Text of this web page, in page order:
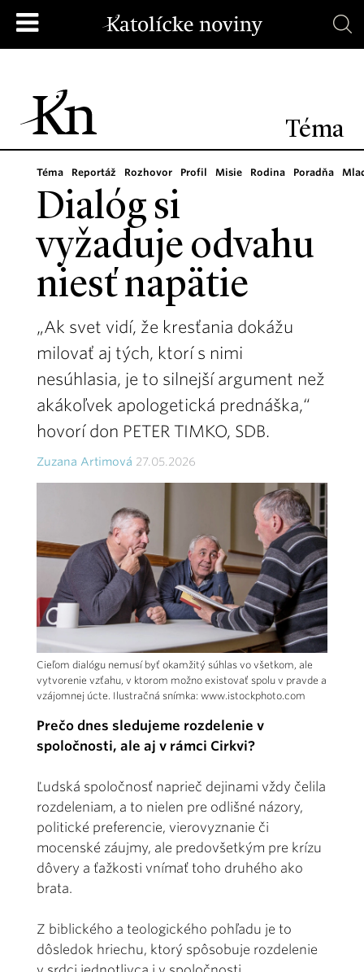
Téma
Téma Reportáž Rozhovor Profil Misie Rodina Poradňa
Dialóg si
vyžaduje odvahu
niesť napätie
„Ak svet vidí, že kresťania dokážu
milovať aj tých, ktorí s nimi
nesúhlasia, je to silnejší argument než
akákoľvek apologetická prednáška,“
hovorí don PETER TIMKO, SDB.
Zuzana Artimová 27.05.2026
Cieľom dialógu nemusí byť okamžitý súhlas vo všetkom, ale
vytvorenie vzťahu, v ktorom možno existovať spolu v pravde a
vzájomnej úcte. Ilustračná snímka: www.istockphoto.com
Prečo dnes sledujeme rozdelenie v
spoločnosti, ale aj v rámci Cirkvi?
Ľudská spoločnosť naprieč dejinami vždy čelila
rozdeleniam, a to nielen pre odlišné názory,
politické preferencie, vierovyznanie či
mocenské záujmy, ale predovšetkým pre krízu
dôvery a ťažkosti vnímať toho druhého ako
brata.
Z biblického a teologického pohľadu je to
dôsledok hriechu, ktorý spôsobuje rozdelenie